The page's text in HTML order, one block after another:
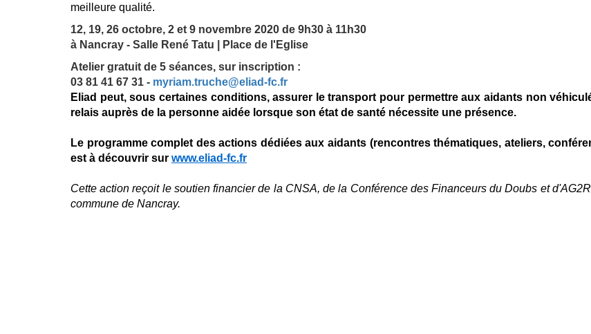
meilleure qualité.
12, 19, 26 octobre, 2 et 9 novembre 2020 de 9h30 à 11h30
à Nancray - Salle René Tatu | Place de l'Eglise
Atelier gratuit de 5 séances, sur inscription :
03 81 41 67 31 - myriam.truche@eliad-fc.fr
Eliad peut, sous certaines conditions, assurer le transport pour permettre aux aidants non
relais auprès de la personne aidée lorsque son état de santé nécessite une présence.
Le programme complet des actions dédiées aux aidants (rencontres thématiques, ateliers,
est à découvrir sur www.eliad-fc.fr
Cette action reçoit le soutien financier de la CNSA, de la Conférence des Financeurs du Doubs et
commune de Nancray.